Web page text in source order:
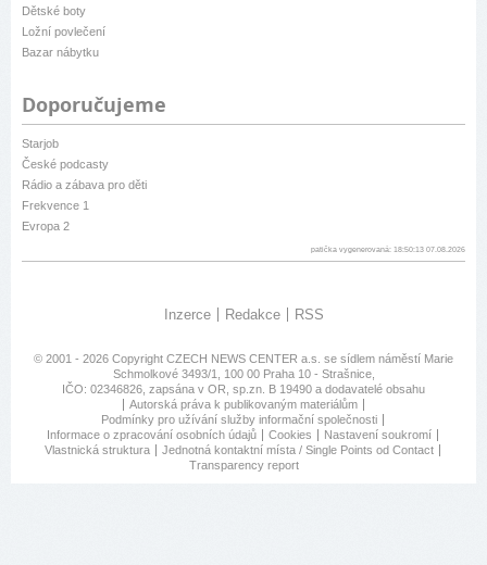
Dětské boty
Ložní povlečení
Bazar nábytku
Doporučujeme
Starjob
České podcasty
Rádio a zábava pro děti
Frekvence 1
Evropa 2
patička vygenerovaná: 18:50:13 07.08.2026
Inzerce Redakce RSS
© 2001 - 2026 Copyright CZECH NEWS CENTER a.s. se sídlem náměstí Marie
Schmolkové 3493/1, 100 00 Praha 10 - Strašnice,
IČO: 02346826, zapsána v OR, sp.zn. B 19490 a dodavatelé obsahu
Autorská práva k publikovaným materiálům
Podmínky pro užívání služby informační společnosti
Informace o zpracování osobních údajů
Cookies
Nastavení soukromí
Vlastnická struktura
Jednotná kontaktní místa / Single Points od Contact
Transparency report